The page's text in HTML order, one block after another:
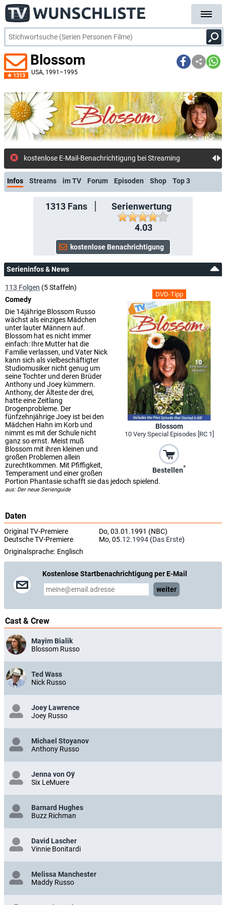
1313
Blossom
USA, 1991–1995
Infos Streams im TV Forum Episoden Shop Top 3
1313Fans
Serienwertung
4.03
Serieninfos & News
DVD-Tipp
Blossom
10 Very Special Episodes [RC 1]
Bestellen*
113 Folgen (5 Staffeln)
Comedy
Die 14jährige Blossom Russo
wächst als einziges Mädchen
unter lauter Männern auf.
Blossom hat es nicht immer
einfach: Ihre Mutter hat die
Familie verlassen, und Vater Nick
kann sich als vielbeschäftigter
Studiomusiker nicht genug um
seine Tochter und deren Brüder
Anthony und Joey kümmern.
Anthony, der Älteste der drei,
hatte eine Zeitlang
Drogenprobleme. Der
fünfzehnjährige Joey ist bei den
Mädchen Hahn im Korb und
nimmt es mit der Schule nicht
ganz so ernst. Meist muß
Blossom mit ihren kleinen und
großen Problemen allein
zurechtkommen. Mit Pfiffigkeit,
Temperament und einer großen
Portion Phantasie schafft sie das jedoch spielend.
aus: Der neue Serienguide
Daten
Original TV-Premiere
Do, 03.01.1991 (NBC)
Deutsche TV-Premiere
Mo, 05.12.1994 (Das Erste)
Originalsprache: Englisch
Kostenlose Startbenachrichtigung per E-Mail
weiter
Cast & Crew
Mayim Bialik
Blossom Russo
Ted Wass
Nick Russo
Joey Lawrence
Joey Russo
Michael Stoyanov
Anthony Russo
Jenna von Oÿ
Six LeMuere
Barnard Hughes
Buzz Richman
David Lascher
Vinnie Bonitardi
Melissa Manchester
Maddy Russo